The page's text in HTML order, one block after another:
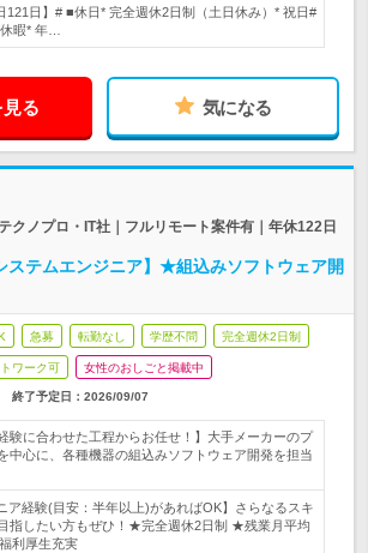
121日】# ■休日* 完全週休2日制（土日休み）* 祝日#
暇* 年…
る 気になる
クノプロ・IT社｜フルリモート案件有｜年休122日
ステムエンジニア】★組込みソフトウェア開
急募 転勤なし 学歴不問 完全週休2日制
ワーク可 女性のおしごと掲載中
終了予定日： 2026/09/07
験に合わせた工程からお任せ！】大手メーカーのプ
中心に、各種機器の組込みソフトウェア開発を担当
ア経験(目安：半年以上)があればOK】さらなるスキ
指したい方もぜひ！★完全週休2日制 ★残業月平均
利厚生充実